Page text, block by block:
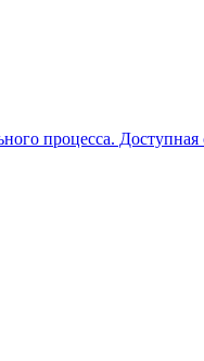
процесса. Доступная